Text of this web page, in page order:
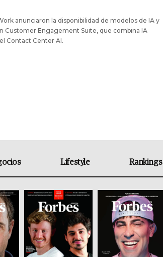
anunciaron la disponibilidad de modelos de IA y
Customer Engagement Suite, que combina IA
Contact Center AI.
Lifestyle Rankings